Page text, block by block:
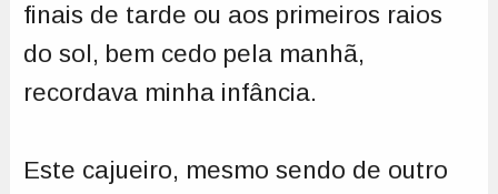
finais de tarde ou aos primeiros raios
do sol, bem cedo pela manhã,
recordava minha infância.
Este cajueiro, mesmo sendo de outro